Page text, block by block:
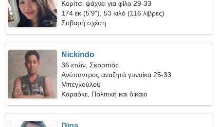
Κορίτσι ψάχνει για φίλο 29-33
174 εκ (5'9"), 53 κιλό (116 λίβρες)
Σοβαρή σχέση
Nickindo
36 ετών, Σκορπιός
Ανύπαντρος αναζητά γυναίκα 25-33
Μπεγκούλου
Καραόκε, Πολιτική και δίκαιο